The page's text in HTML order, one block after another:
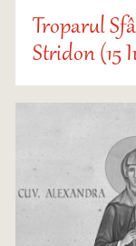
Troparul
Stridon (15